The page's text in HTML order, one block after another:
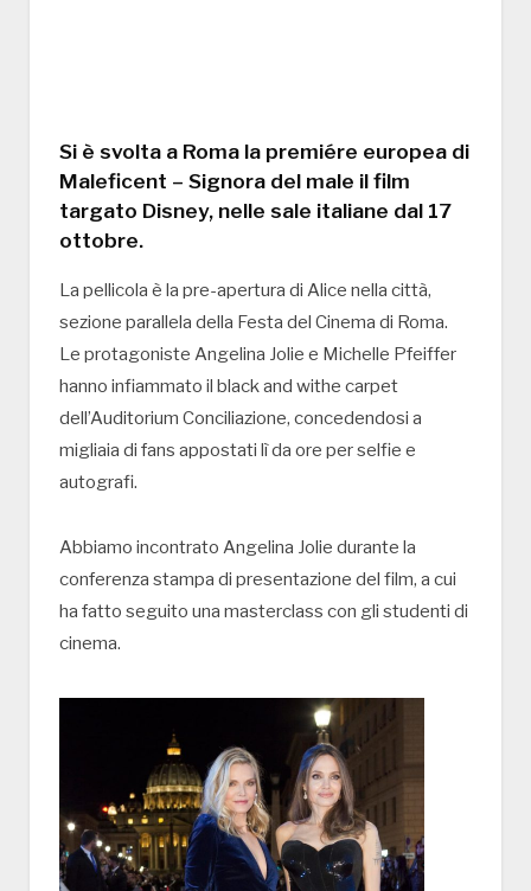
Si è svolta a Roma la premiére europea di
Maleficent – Signora del male il film
targato Disney, nelle sale italiane dal 17
ottobre.
La pellicola è la pre-apertura di Alice nella città,
sezione parallela della Festa del Cinema di Roma.
Le protagoniste Angelina Jolie e Michelle Pfeiffer
hanno infiammato il black and withe carpet
dell’Auditorium Conciliazione, concedendosi a
migliaia di fans appostati lì da ore per selfie e
autografi.
Abbiamo incontrato Angelina Jolie durante la
conferenza stampa di presentazione del film, a cui
ha fatto seguito una masterclass con gli studenti di
cinema.